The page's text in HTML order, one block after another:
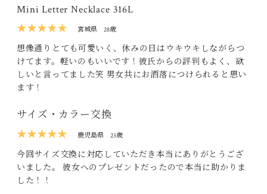
Mini Letter Necklace 316L
★★★★★
宮城県 28歳
想像通りとても可愛いく、休みの日はウキウキしながらつ
けてます。軽いのもいいです！彼氏からの評判もよく、欲
しいと言ってました笑 男女共にお洒落につけられると思い
ます！
サイズ・カラー交換
★★★★★
鹿児島県 23歳
今回サイズ交換に対応していただき本当にありがとうござ
いました。 彼女へのプレゼントだったので本当に助かりま
した！！